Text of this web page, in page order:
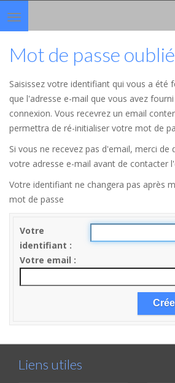
Toggle
navigation
Mot de passe oublié
Saisissez votre identifiant qui vous a été
que l'adresse e-mail que vous avez
connexion. Vous recevrez un email
permettra de ré-initialiser votre mot de
Si vous ne recevez pas d'email, merci de
votre adresse e-mail avant de contacter
Votre identifiant ne changera pas après
mot de passe
Votre
identifiant
Votre email
Liens utiles